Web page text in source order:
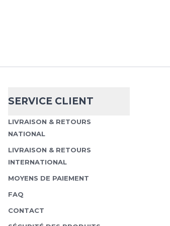
chaussure polyvalente. Elle est idéale pour vos
courses quotidiennes, mais grâce à sa nature
NikeZoom Fly 6
SERVICE CLIENT
LIVRAISON & RETOURS
NATIONAL
LIVRAISON & RETOURS
INTERNATIONAL
MOYENS DE PAIEMENT
FAQ
CONTACT